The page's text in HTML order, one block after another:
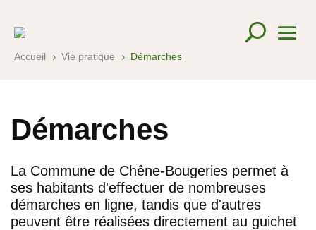
Accueil 5 Vie pratique 5 Démarches
Démarches
La Commune de Chêne-Bougeries permet à
ses habitants d'effectuer de nombreuses
démarches en ligne, tandis que d'autres
peuvent être réalisées directement au guichet